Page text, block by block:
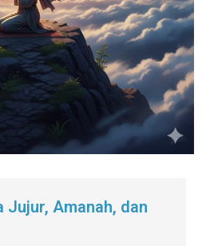
Jujur, Amanah, dan